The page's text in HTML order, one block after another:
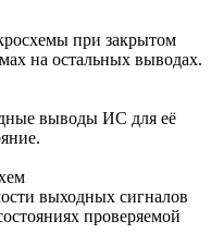
при закрытом
на остальных выводах.
выводы ИС для её
выходных сигналов
проверяемой